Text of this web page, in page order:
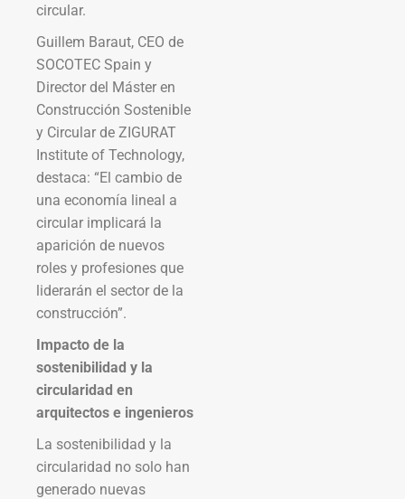
circular.
Guillem Baraut, CEO de
SOCOTEC Spain y
Director del Máster en
Construcción Sostenible
y Circular de ZIGURAT
Institute of Technology,
destaca: “El cambio de
una economía lineal a
circular implicará la
aparición de nuevos
roles y profesiones que
liderarán el sector de la
construcción”.
Impacto de la
sostenibilidad y la
circularidad en
arquitectos e ingenieros
La sostenibilidad y la
circularidad no solo han
generado nuevas